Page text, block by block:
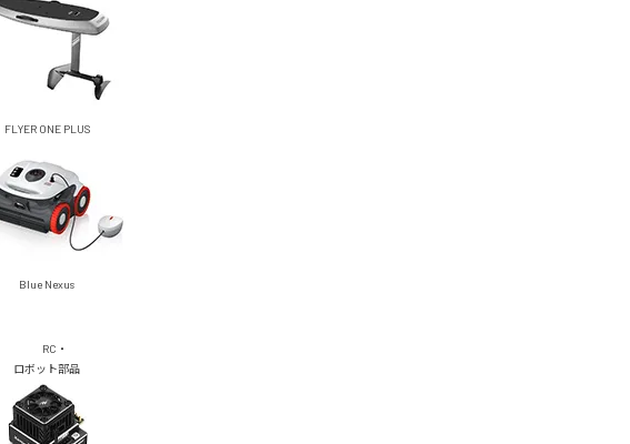
FLYER ONE PLUS
Blue Nexus
RC・
ロボット部品